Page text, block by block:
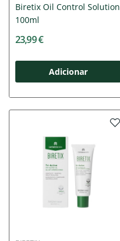
Biretix Oil Control Solution
100ml
23,99 €
Adicionar